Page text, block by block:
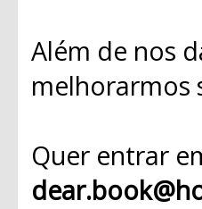
Além de nos
melhorarmos
Quer entrar